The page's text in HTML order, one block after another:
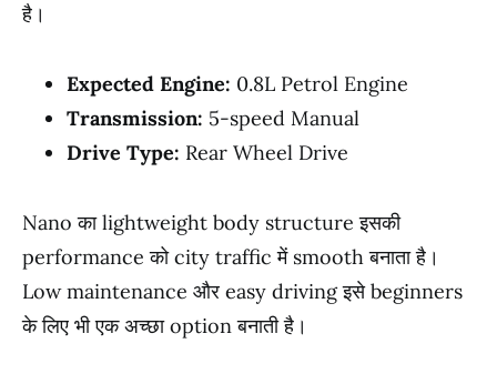
है।
Expected Engine: 0.8L Petrol Engine
Transmission: 5-speed Manual
Drive Type: Rear Wheel Drive
Nano का lightweight body structure इसकी
performance को city traffic में smooth बनाता है।
Low maintenance और easy driving इसे beginners
के लिए भी एक अच्छा option बनाती है।